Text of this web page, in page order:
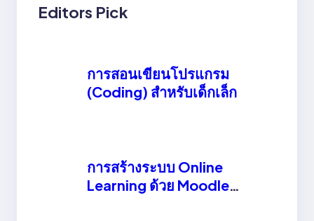
Editors Pick
การสอนเขียนโปรแกรม
(Coding) สำหรับเด็กเล็ก
การสร้างระบบ Online
Learning ด้วย Moodle